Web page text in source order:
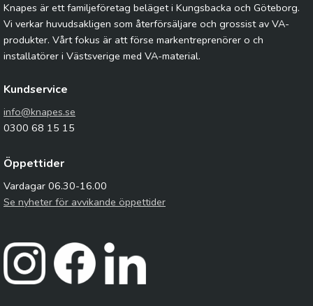
Knapes är ett familjeföretag beläget i Kungsbacka och Göteborg.
Vi verkar huvudsakligen som återförsäljare och grossist av VA-
produkter. Vårt fokus är att förse markentreprenörer o ch
installatörer i Västsverige med VA-material.
Kundservice
info@knapes.se
0300 68 15 15
Öppettider
Vardagar 06.30-16.00
Se nyheter för avvikande öppettider